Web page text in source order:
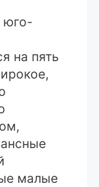
юго-
на пять
малые